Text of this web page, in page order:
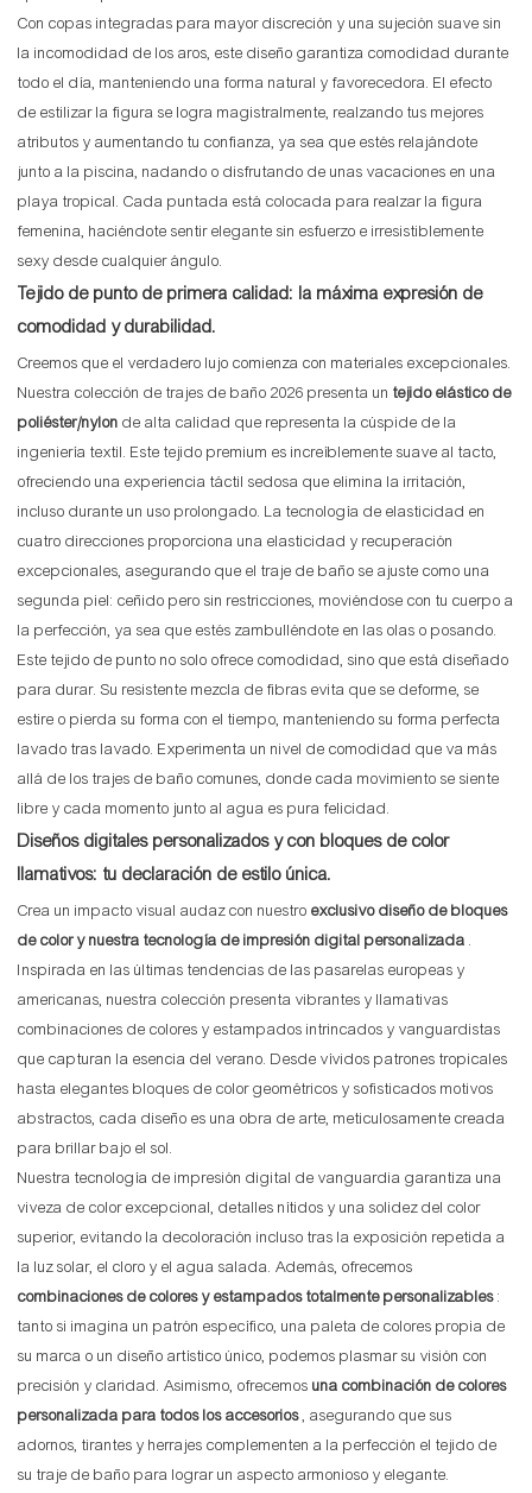
Con copas integradas para mayor discreción y una sujeción suave sin
la incomodidad de los aros, este diseño garantiza comodidad durante
todo el día, manteniendo una forma natural y favorecedora. El efecto
de estilizar la figura se logra magistralmente, realzando tus mejores
atributos y aumentando tu confianza, ya sea que estés relajándote
junto a la piscina, nadando o disfrutando de unas vacaciones en una
playa tropical. Cada puntada está colocada para realzar la figura
femenina, haciéndote sentir elegante sin esfuerzo e irresistiblemente
sexy desde cualquier ángulo.
Tejido de punto de primera calidad: la máxima expresión de
comodidad y durabilidad.
Creemos que el verdadero lujo comienza con materiales excepcionales.
Nuestra colección de trajes de baño 2026 presenta un tejido elástico de
poliéster/nylon de alta calidad que representa la cúspide de la
ingeniería textil. Este tejido premium es increíblemente suave al tacto,
ofreciendo una experiencia táctil sedosa que elimina la irritación,
incluso durante un uso prolongado. La tecnología de elasticidad en
cuatro direcciones proporciona una elasticidad y recuperación
excepcionales, asegurando que el traje de baño se ajuste como una
segunda piel: ceñido pero sin restricciones, moviéndose con tu cuerpo a
la perfección, ya sea que estés zambulléndote en las olas o posando.
Este tejido de punto no solo ofrece comodidad, sino que está diseñado
para durar. Su resistente mezcla de fibras evita que se deforme, se
estire o pierda su forma con el tiempo, manteniendo su forma perfecta
lavado tras lavado. Experimenta un nivel de comodidad que va más
allá de los trajes de baño comunes, donde cada movimiento se siente
libre y cada momento junto al agua es pura felicidad.
Diseños digitales personalizados y con bloques de color
llamativos: tu declaración de estilo única.
Crea un impacto visual audaz con nuestro exclusivo diseño de bloques
de color y nuestra tecnología de impresión digital personalizada .
Inspirada en las últimas tendencias de las pasarelas europeas y
americanas, nuestra colección presenta vibrantes y llamativas
combinaciones de colores y estampados intrincados y vanguardistas
que capturan la esencia del verano. Desde vívidos patrones tropicales
hasta elegantes bloques de color geométricos y sofisticados motivos
abstractos, cada diseño es una obra de arte, meticulosamente creada
para brillar bajo el sol.
Nuestra tecnología de impresión digital de vanguardia garantiza una
viveza de color excepcional, detalles nítidos y una solidez del color
superior, evitando la decoloración incluso tras la exposición repetida a
la luz solar, el cloro y el agua salada. Además, ofrecemos
combinaciones de colores y estampados totalmente personalizables:
tanto si imagina un patrón específico, una paleta de colores propia de
su marca o un diseño artístico único, podemos plasmar su visión con
precisión y claridad. Asimismo, ofrecemos una combinación de colores
personalizada para todos los accesorios, asegurando que sus
adornos, tirantes y herrajes complementen a la perfección el tejido de
su traje de baño para lograr un aspecto armonioso y elegante.